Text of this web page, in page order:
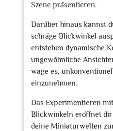
Szene präsentieren.
Darüber hinaus kannst
schräge Blickwinkel
entstehen dynamische
ungewöhnliche
wage es,
einzunehmen.
Das Experimentieren
Blickwinkeln eröffnet
deine Miniaturwelten